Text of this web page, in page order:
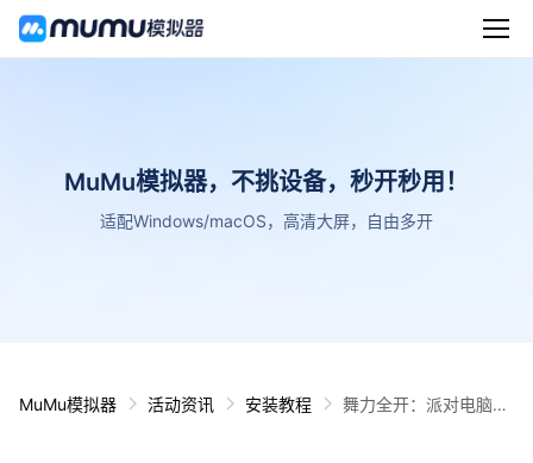
MuMu模拟器，不挑设备，秒开秒用！
适配Windows/macOS，高清大屏，自由多开
MuMu模拟器 活动资讯 安装教程
舞力全开：派对电脑版